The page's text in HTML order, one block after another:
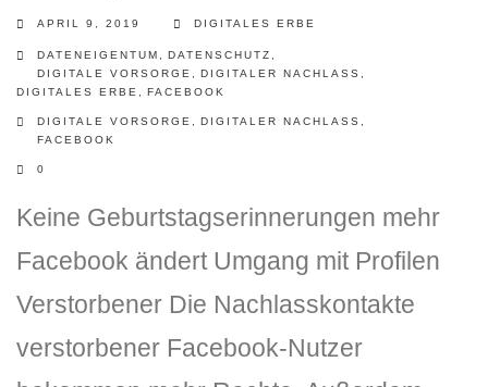
Internetsuche
Wie regeln Sie ihren digitalen Nachlass
APRIL 9, 2019 DIGITALES ERBE
DATENEIGENTUM DATENSCHUTZ
DIGITALE VORSORGE
DIGITALER NACHLASS
DIGITALES ERBE
FACEBOOK
DIGITALE VORSORGE DIGITALER NACHLASS
FACEBOOK
0
Keine Geburtstagserinnerungen mehr
Facebook ändert Umgang mit Profilen
Verstorbener Die Nachlasskontakte
verstorbener Facebook-Nutzer